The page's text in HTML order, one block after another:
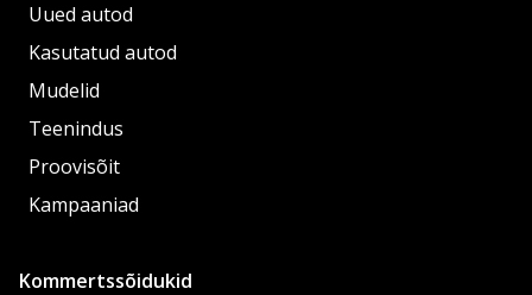
Uued autod
Kasutatud autod
Mudelid
Teenindus
Proovisõit
Kampaaniad
Kommertssõidukid